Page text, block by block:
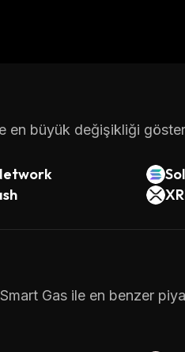
büyük değişikliği
Gas ile en benzer